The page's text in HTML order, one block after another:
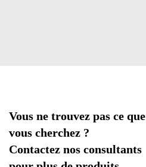
Vous ne trouvez pas ce que
vous cherchez ?
Contactez nos consultants